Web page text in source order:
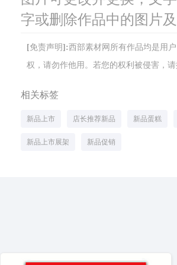
字或删除作品中的图片
[免责声明]:西部素材网所有作品均是用
权，请勿作他用。若您的权利被侵害，
相关标签
新品上市 店长推荐新品 新品蛋糕
新品上市展架 新品促销